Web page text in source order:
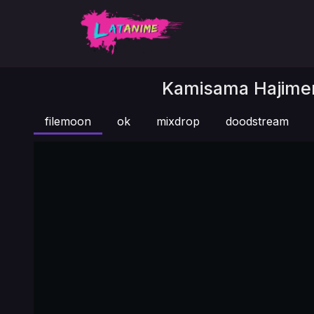
Kamisama
filemoon ok mixdrop doodstream